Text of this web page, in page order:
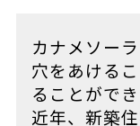
カナメソー
穴をあける
ることができ
近年、新築